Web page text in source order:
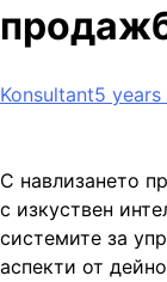
Konsultant5 years
С навлизането
с изкуствен
системите за
аспекти от